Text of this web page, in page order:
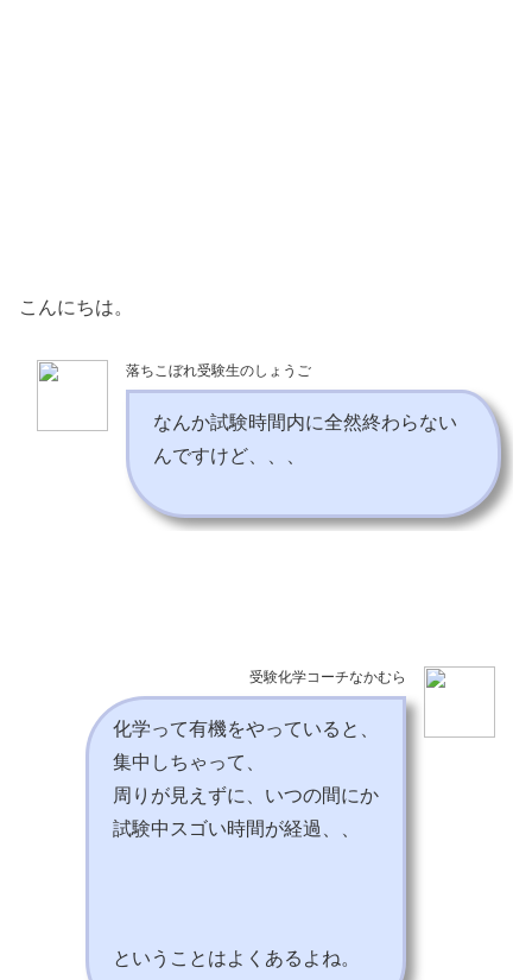
こんにちは。
落ちこぼれ受験生のしょうご
なんか試験時間内に全然終わらない
んですけど、、、
受験化学コーチなかむら
化学って有機をやっていると、
集中しちゃって、
周りが見えずに、いつの間にか
試験中スゴい時間が経過、、
ということはよくあるよね。